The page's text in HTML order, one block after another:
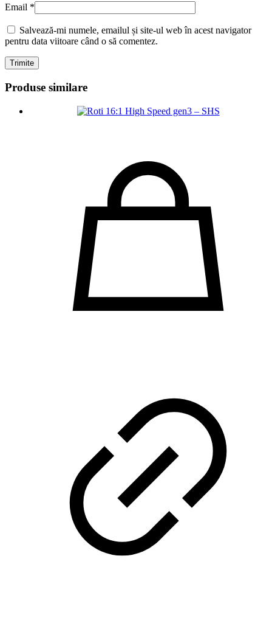
Email *
Salvează-mi numele, emailul și site-ul web în acest navigator
pentru data viitoare când o să comentez.
Produse similare